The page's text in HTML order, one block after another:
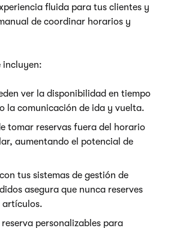
fluida para tus clientes y
de coordinar horarios y
incluyen:
ver la disponibilidad en tiempo
la comunicación de ida y vuelta.
tomar reservas fuera del horario
aumentando el potencial de
tus sistemas de gestión de
asegura que nunca reserves
artículos.
personalizables para